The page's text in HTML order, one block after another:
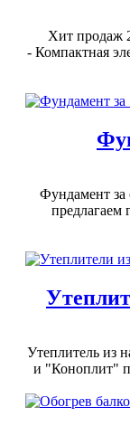
Хит продаж
- Компактная
Фундамент
предлагаем
Утеплитель из
и "Коноплит"